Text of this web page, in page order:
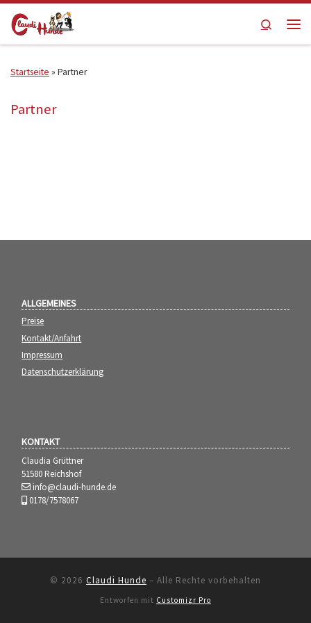
Zum Inhalt springen
Search
Startseite » Partner
Partner
ALLGEMEINES
Preise
Kontakt/Anfahrt
Impressum
Datenschutzerklärung
KONTAKT
Claudia Grüttner
51580 Reichshof
info@claudi-hunde.de
0178/7578067
© 2026 Claudi Hunde – Alle Rechte vorbehalten
Entworfen mit Customizr Pro